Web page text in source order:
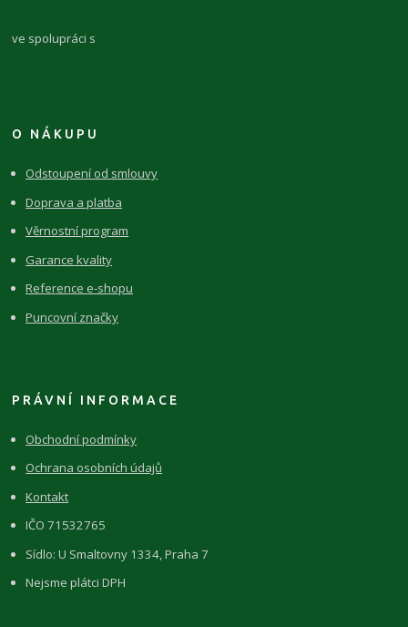
ve spolupráci s
O NÁKUPU
Odstoupení od smlouvy
Doprava a platba
Věrnostní program
Garance kvality
Reference e-shopu
Puncovní značky
PRÁVNÍ INFORMACE
Obchodní podmínky
Ochrana osobních údajů
Kontakt
IČO 71532765
Sídlo: U Smaltovny 1334, Praha 7
Nejsme plátci DPH